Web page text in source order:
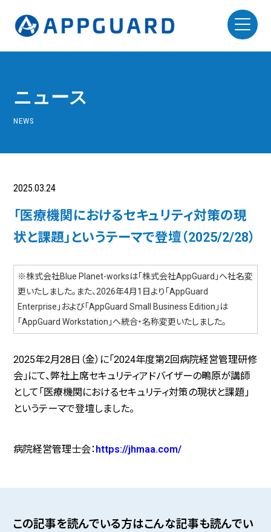
ニュース
NEWS
2025.03.24
「医療機関におけるセキュリティ対策の現
状と課題」というテーマで登壇（2025/2/28）
※株式会社Blue Planet-worksは「株式会社AppGuard」へ社名変
更いたしました。また、2026年4月1日より「AppGuard
Enterprise」および「AppGuard Small Business Edition」は
「AppGuard Workstation」へ統合・名称変更いたしました。
2025年2月28日（金）に「2024年度第2回病院経営管理研修
会」にて、弊社上席セキュリティアドバイザーの鴫原が講師
として「医療機関におけるセキュリティ対策の現状と課題」
というテーマで登壇しました。
病院経営管理士会： https://jhmaa.com/
この記事を読んでいる方はこんな記事も読んでい